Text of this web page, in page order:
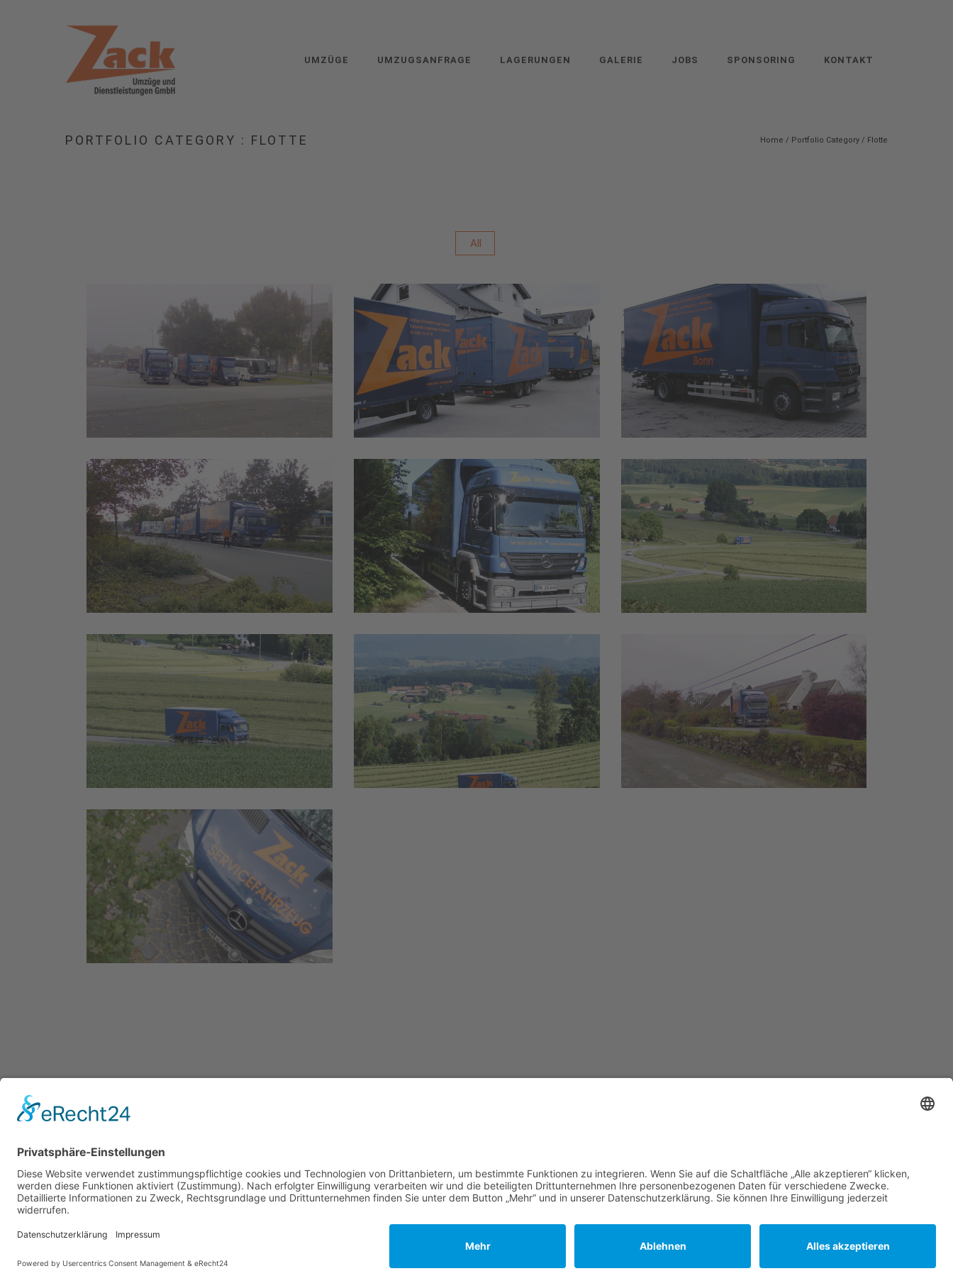
UMZÜGE UMZUGSANFRAGE LAGERUNGEN GALERIE JOBS SPONSORING KONTAKT
PORTFOLIO CATEGORY : FLOTTE Home / Portfolio Category / Flotte
All
Datenschutzerklärung
Cookie-Einstellungen